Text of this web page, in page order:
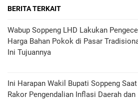
BERITA TERKAIT
Wabup Soppeng LHD Lakukan
Harga Bahan Pokok di Pasar
Ini Tujuannya
Ini Harapan Wakil Bupati Soppeng
Rakor Pengendalian Inflasi Daerah dan